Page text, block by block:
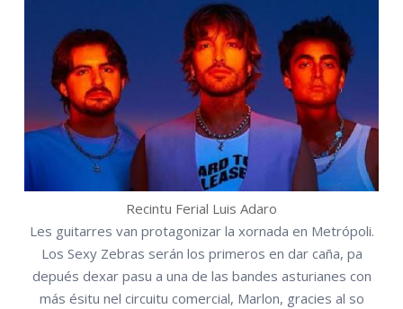
Recintu Ferial Luis Adaro
Les guitarres van protagonizar la xornada en Metrópoli.
Los Sexy Zebras serán los primeros en dar caña, pa
depués dexar pasu a una de las bandes asturianes con
más ésitu nel circuitu comercial, Marlon, gracies al so